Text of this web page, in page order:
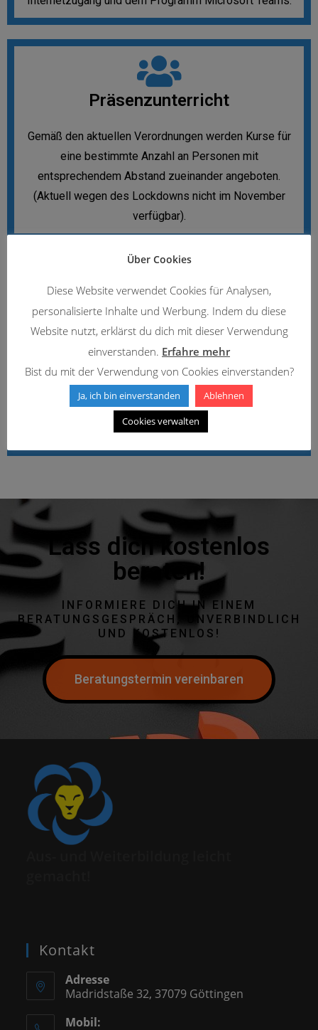
Präsenzunterricht
Gemäß den aktuellen Verordnungen werden Kurse für
eine bestimmte Anzahl an Personen mit
entsprechendem Abstand zueinander angeboten.
(Aktuell wegen des Lockdowns nicht im November
verfügbar).
Einzeltraining
Das Wissen wird hier 1:1 übermittelt.
Du möchtest an einem Einzelunterricht teilnehmen? Der
Vorteil daran liegt in der intensiven Kommunikation
zwischen Lehrer und Schüler. Für mehr Infos bitte eine
Anfrage stellen.
Lass dich kostenlos
beraten!
INFORMIERE DICH IN EINEM
BERATUNGSGESPRÄCH, UNVERBINDLICH
UND KOSTENLOS!
Beratungstermin vereinbaren
Kontakt
Adresse
Madridstaße 32, 37079 Göttingen
Mobil:
Über Cookies
Diese Website verwendet Cookies für Analysen,
personalisierte Inhalte und Werbung. Indem du diese
Website nutzt, erklärst du dich mit dieser Verwendung
einverstanden. Erfahre mehr
Bist du mit der Verwendung von Cookies einverstanden?
Ja, ich bin einverstanden
Ablehnen
Cookies verwalten